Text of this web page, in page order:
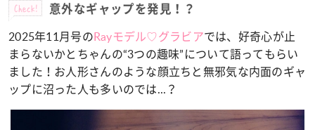
Check! 意外なギャップを発見！？
2025年11月号のRayモデル♡グラビアでは、好奇心が止
まらないかとちゃんの“3つの趣味”について語ってもらい
ました！お人形さんのような顔立ちと無邪気な内面のギャ
ップに沼った人も多いのでは...？